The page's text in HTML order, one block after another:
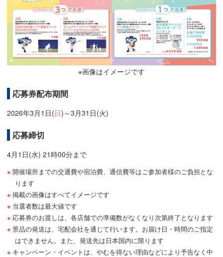
※画像はイメージです
応募券配布期間
2026年3月1日(日)～3月31日(火)
応募締切
4月1日(水) 21時00分まで
開催場所までの交通費や宿泊費、通信費等はご参加者様のご負担とな
ります
掲載の画像はすべてイメージです
当選者数は最大値です
応募券のお渡しは、各店舗での準備数がなくなり次第終了となります
景品の発送は、宅配会社を通じて行います。お届け日・時間のご指定
はできません。また、発送先は日本国内に限ります
キャンペーン・イベントは、やむを得ない理由などにより予告なく中